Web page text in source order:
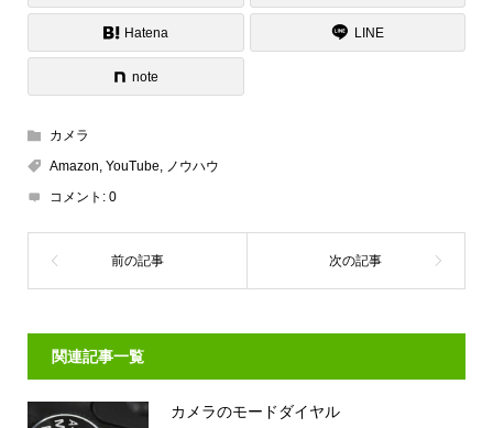
Hatena LINE
note
カメラ
Amazon YouTube
ノウハウ
コメント: 0
関連記事一覧
カメラのモードダイヤル